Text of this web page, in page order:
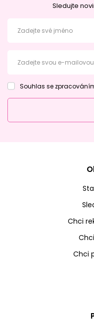
Sledujte
Zadejte své jméno
Zadejte svou e-
Souhlas se
Chci
Chci